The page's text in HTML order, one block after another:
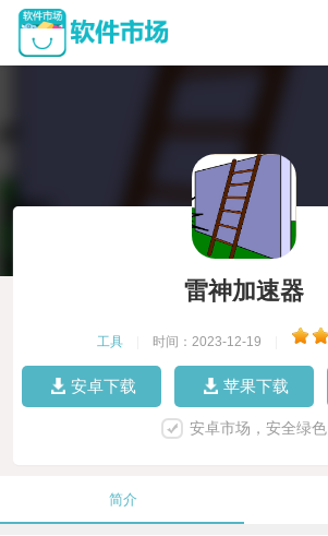
雷神加速器
工具 时间：2023-12-19
安卓下载 苹果下载
安卓市场，安全绿色
简介